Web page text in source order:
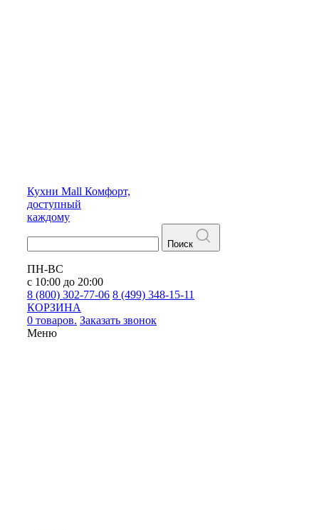
Кухни Mall Комфорт,
доступный
каждому
Поиск
ПН-ВС
с 10:00 до 20:00
8 (800) 302-77-06 8 (499) 348-15-11
КОРЗИНА
0 товаров. Заказать звонок
Меню